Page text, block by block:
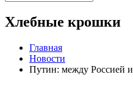
Хлебные крошки
Главная
Новости
Путин: между Россией